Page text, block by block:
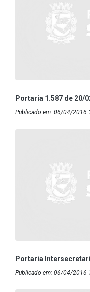
Portaria 1.587 de 20/
Publicado em: 06/04/2016
Portaria
Publicado em: 06/04/2016